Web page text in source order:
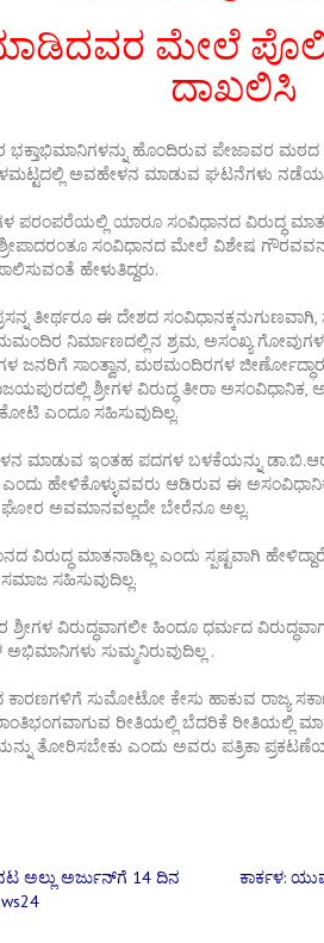
ಮೇಲೆ
ದಾಖಲಿಸಿ
ಭಕ್ತಾಭಿಮಾನಿಗಳನ್ನು ಹೊಂದಿರುವ ಪೇಜಾವರ ಮಠದ
ಅವಹೇಳನ ಮಾಡುವ ಘಟನೆಗಳು
ಯಾರೂ ಸಂವಿಧಾನದ ವಿರುದ್ಧ
ಶ್ರೀಪಾದರಂತೂ ಸಂವಿಧಾನದ ಮೇಲೆ ವಿಶೇಷ
ಹೇಳುತಿದ್ದರು.
ತೀರ್ಥರೂ ಈ ದೇಶದ
ನಿರ್ಮಾಣದಲ್ಲಿನ ಶ್ರಮ, ಅಸಂಖ್ಯ
ಜನರಿಗೆ ಸಾಂತ್ವಾನ, ಮಠಮಂದಿರಗಳ
ಶ್ರೀಗಳ ವಿರುದ್ಧ ತೀರಾ
ಎಂದೂ ಸಹಿಸುವುದಿಲ್ಲ.
ಮಾಡುವ ಇಂತಹ ಪದಗಳ ಬಳಕೆಯನ್ನು
ಹೇಳಿಕೊಳ್ಳುವವರು ಆಡಿರುವ ಈ
ಅವಮಾನವಲ್ಲದೇ ಬೇರೆನೂ ಅಲ್ಲ.
ವಿರುದ್ಧ ಮಾತನಾಡಿಲ್ಲ ಎಂದು ಸ್ಪಷ್ಟವಾಗಿ
ಸಹಿಸುವುದಿಲ್ಲ.
ಶ್ರೀಗಳ ವಿರುದ್ಧವಾಗಲೀ ಹಿಂದೂ ಧರ್ಮದ
ಸುಮ್ಮನಿರುವುದಿಲ್ಲ .
ಸುಮೋಟೋ ಕೇಸು ಹಾಕುವ ರಾಜ್ಯ
ಶಾಂತಿಭಂಗವಾಗುವ ರೀತಿಯಲ್ಲಿ ಬೆದರಿಕೆ
ತೋರಿಸಬೇಕು ಎಂದು ಅವರು ಪತ್ರಿಕಾ
ನಟ ಅಲ್ಲು ಅರ್ಜುನ್‌ಗೆ 14 ದಿನ
ಕಾರ್ಕಳ: